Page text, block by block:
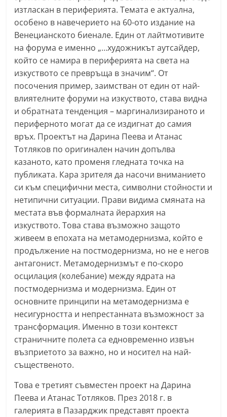
.
i
n
o
,
k
a
z
a
n
l
a
k
-
b
g
.
i
n
o
,
g
a
l
l
e
r
изтласкан в периферията. Темата е актуална,
особено в навечерието на 60-ото издание на
Венецианското биенале. Един от лайтмотивите
на форума е именно „…художникът аутсайдер,
който се намира в периферията на света на
изкуството се превръща в значим“. От
посочения пример, заимстван от един от най-
влиятелните форуми на изкуството, става видна
и обратната тенденция – маргинализираното и
периферното могат да се издигнат до самия
връх. Проектът на Дарина Пеева и Атанас
Тотляков по оригинален начин допълва
казаното, като променя гледната точка на
публиката. Кара зрителя да насочи вниманието
си към специфични места, символни стойности и
нетипични ситуации. Прави видима смяната на
местата във формалната йерархия на
изкуството. Това става възможно защото
живеем в епохата на метамодернизма, който е
продължение на постмодернизма, но не е негов
антагонист. Метамодернизмът е по-скоро
осцилация (колебание) между ядрата на
постмодернизма и модернизма. Един от
основните принципи на метамодернизма е
несигурността и непрестанната възможност за
трансформация. Именно в този контекст
страничните полета са едновременно извън
възприетото за важно, но и носител на най-
същественото.
Това е третият съвместен проект на Дарина
Пеева и Атанас Тотляков. През 2018 г. в
галерията в Пазарджик представят проекта